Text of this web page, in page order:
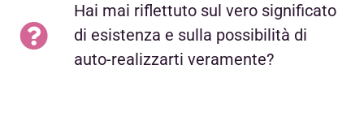
Hai mai riflettuto sul vero significato
di esistenza e sulla possibilità di
auto-realizzarti veramente?